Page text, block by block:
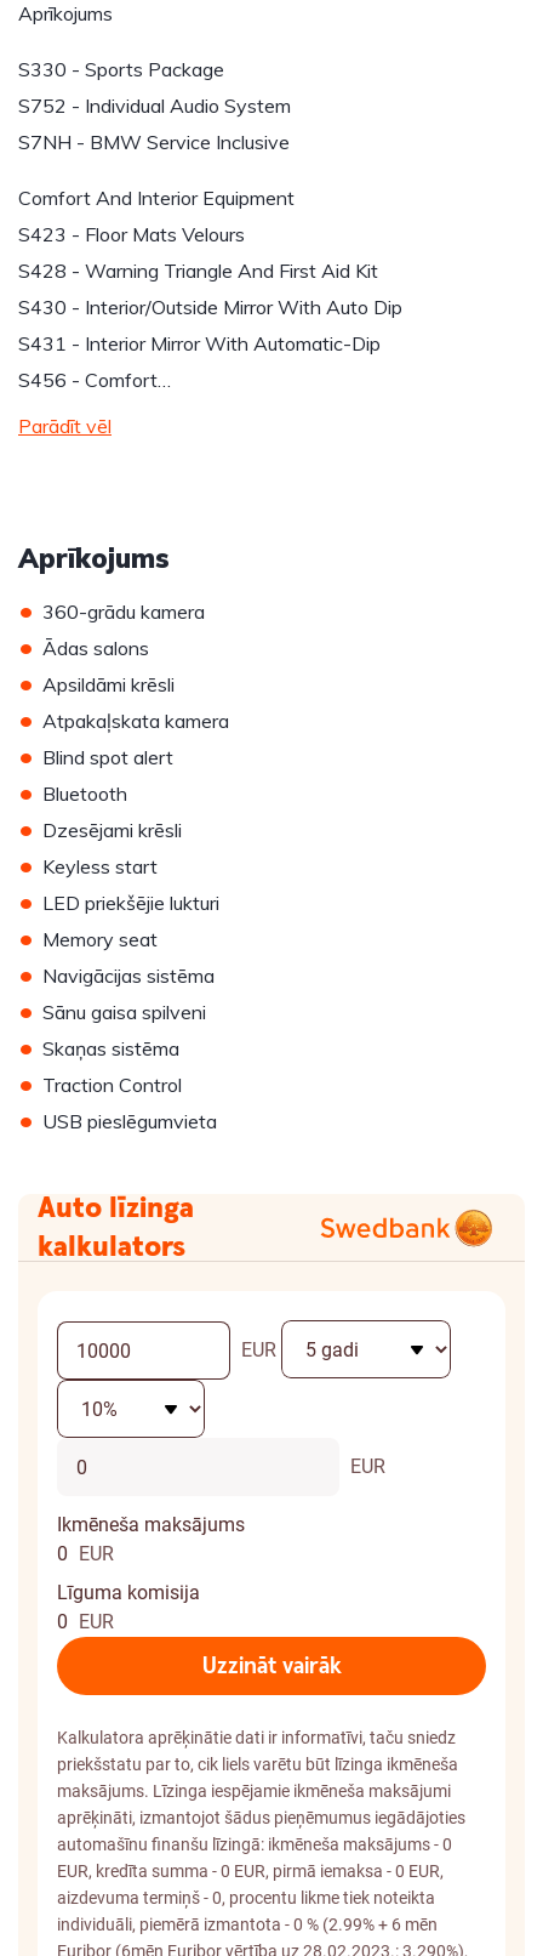
Aprīkojums
S330 - Sports Package
S752 - Individual Audio System
S7NH - BMW Service Inclusive
Comfort And Interior Equipment
S423 - Floor Mats Velours
S428 - Warning Triangle And First Aid Kit
S430 - Interior/Outside Mirror With Auto Dip
S431 - Interior Mirror With Automatic-Dip
S456 - Comfort…
Parādīt vēl
Aprīkojums
• 360-grādu kamera
• Ādas salons
• Apsildāmi krēsli
• Atpakaļskata kamera
• Blind spot alert
• Bluetooth
• Dzesējami krēsli
• Keyless start
• LED priekšējie lukturi
• Memory seat
• Navigācijas sistēma
• Sānu gaisa spilveni
• Skaņas sistēma
• Traction Control
• USB pieslēgumvieta